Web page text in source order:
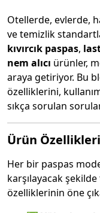
Otellerde, evlerde,
ve temizlik
kıvırcık paspas,
nem alıcı ürünler,
araya getiriyor. Bu
özelliklerini,
sıkça sorulan
Ürün Özellikleri
Her bir paspas
karşılayacak şekilde
özelliklerinin öne